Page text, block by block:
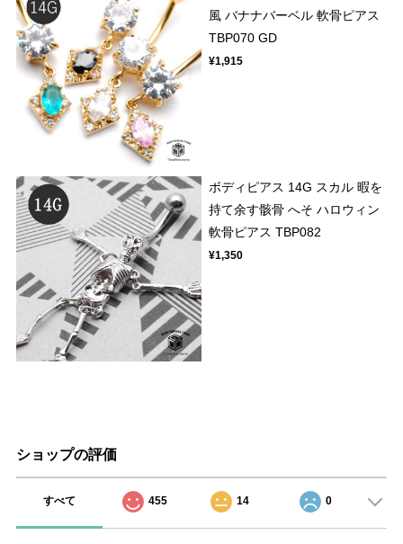
風 バナナバーベル 軟骨ピアス
TBP070 GD
¥1,915
ボディピアス 14G スカル 暇を
持て余す骸骨 へそ ハロウィン
軟骨ピアス TBP082
¥1,350
ショップの評価
すべて 455 14 0